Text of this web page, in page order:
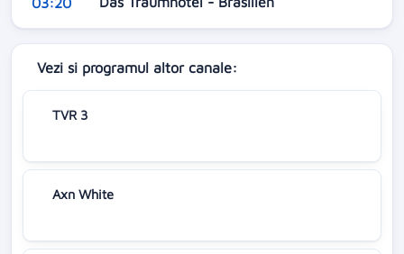
Vezi si programul altor canale:
TVR 3
Axn White